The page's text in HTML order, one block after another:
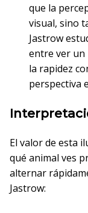
que la
visual, sino
Jastrow
entre ver un
la rapidez
perspectiva
El valor de esta
qué animal ves
alternar
Jastrow: